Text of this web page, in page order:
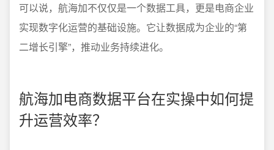
可以说，航海加不仅仅是一个数据工具，更是电商企业
实现数字化运营的基础设施。它让数据成为企业的“第
二增长引擎”，推动业务持续进化。
航海加电商数据平台在实操中如何提
升运营效率？